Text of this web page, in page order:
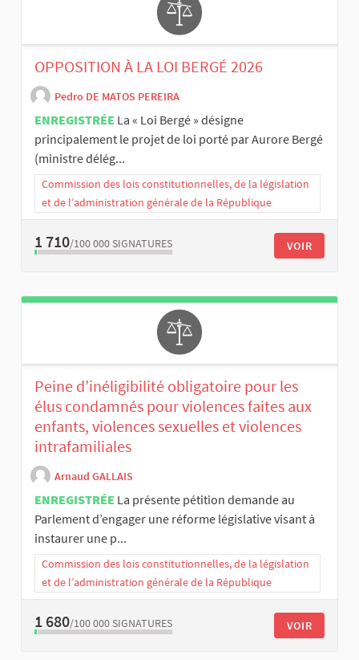
OPPOSITION À LA LOI BERGÉ 2026
Pedro DE MATOS PEREIRA
ENREGISTRÉE La « Loi Bergé » désigne
principalement le projet de loi porté par Aurore Bergé
(ministre délég...
Commission des lois constitutionnelles, de la législation
et de l’administration générale de la République
1 710/100 000 SIGNATURES VOIR
Peine d’inéligibilité obligatoire pour les
élus condamnés pour violences faites aux
enfants, violences sexuelles et violences
intrafamiliales
Arnaud GALLAIS
ENREGISTRÉE La présente pétition demande au
Parlement d’engager une réforme législative visant à
instaurer une p...
Commission des lois constitutionnelles, de la législation
et de l’administration générale de la République
1 680/100 000 SIGNATURES VOIR